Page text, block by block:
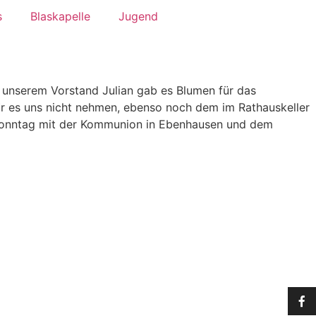
Blaskapelle Jugend
Vorstand Julian gab es Blumen für das
uns nicht nehmen, ebenso noch dem im Rathauskeller
mit der Kommunion in Ebenhausen und dem